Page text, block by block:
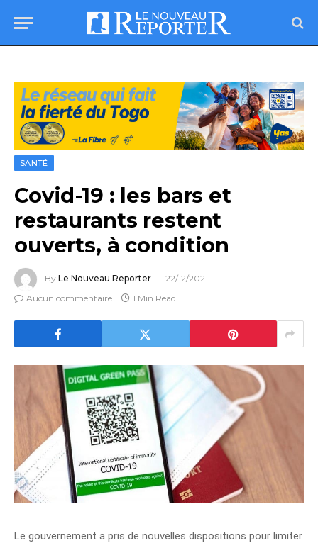
SANTÉ
Covid-19 : les bars et
restaurants restent
ouverts, à condition
By Le Nouveau Reporter
22/12/2021
Aucun commentaire
1 Min Read
Le gouvernement a pris de nouvelles dispositions pour limiter